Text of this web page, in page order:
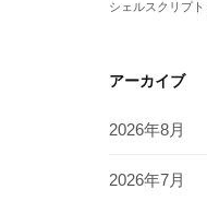
シェルスクリプト
アーカイブ
2026年8月
2026年7月